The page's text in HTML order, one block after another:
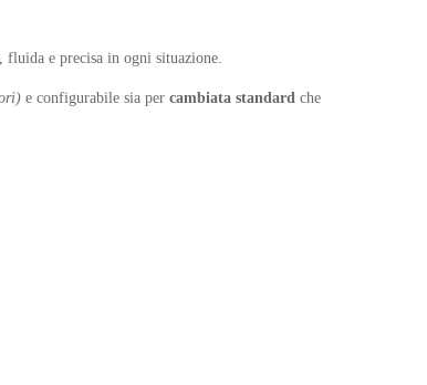
fluida e precisa in ogni situazione.
e configurabile sia per cambiata standard che